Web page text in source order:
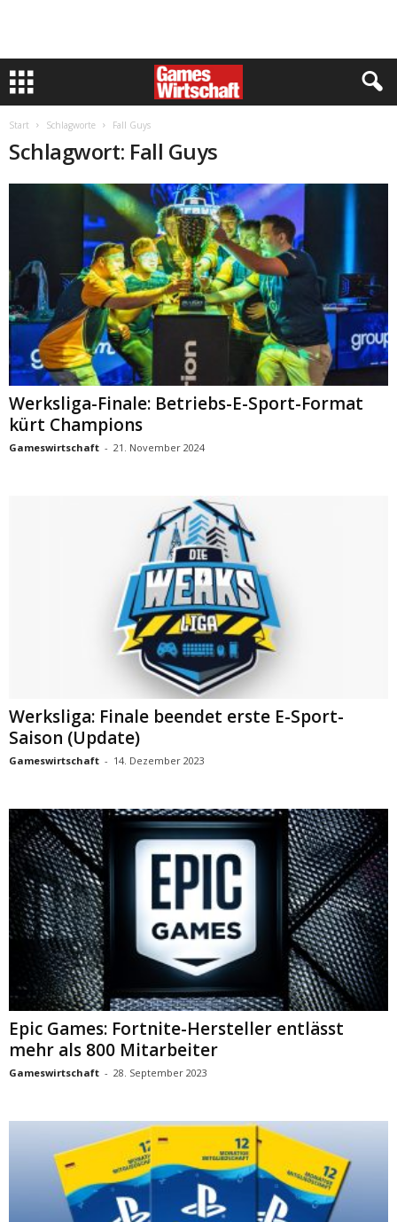
Start Schlagworte Fall Guys
Schlagwort: Fall Guys
Werksliga-Finale: Betriebs-E-Sport-Format
kürt Champions
Gameswirtschaft - 21. November 2024
Werksliga: Finale beendet erste E-Sport-
Saison (Update)
Gameswirtschaft - 14. Dezember 2023
Epic Games: Fortnite-Hersteller entlässt
mehr als 800 Mitarbeiter
Gameswirtschaft - 28. September 2023